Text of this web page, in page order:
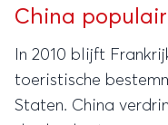
China
In 2010 blijft
toeristische bestemming, voor de Verenigde
Staten. China verdringt